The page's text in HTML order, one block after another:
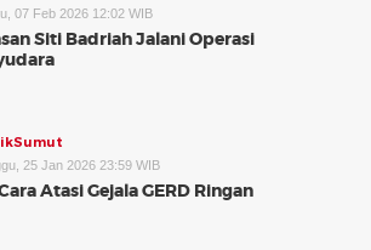
07 Feb 2026 12:02 WIB
Siti Badriah Jalani Operasi
25 Jan 2026 23:59 WIB
Atasi Gejala GERD Ringan